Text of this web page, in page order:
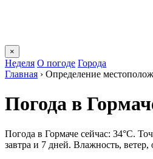
×
Неделя О погоде Города
Главная › Определение
Погода в
Погода в Гормаче сейчас: 34°C.
завтра и 7 дней. Влажность, ветер,